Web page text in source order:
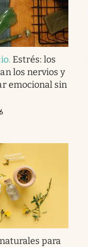
. Estrés: los
los nervios y
emocional sin
para